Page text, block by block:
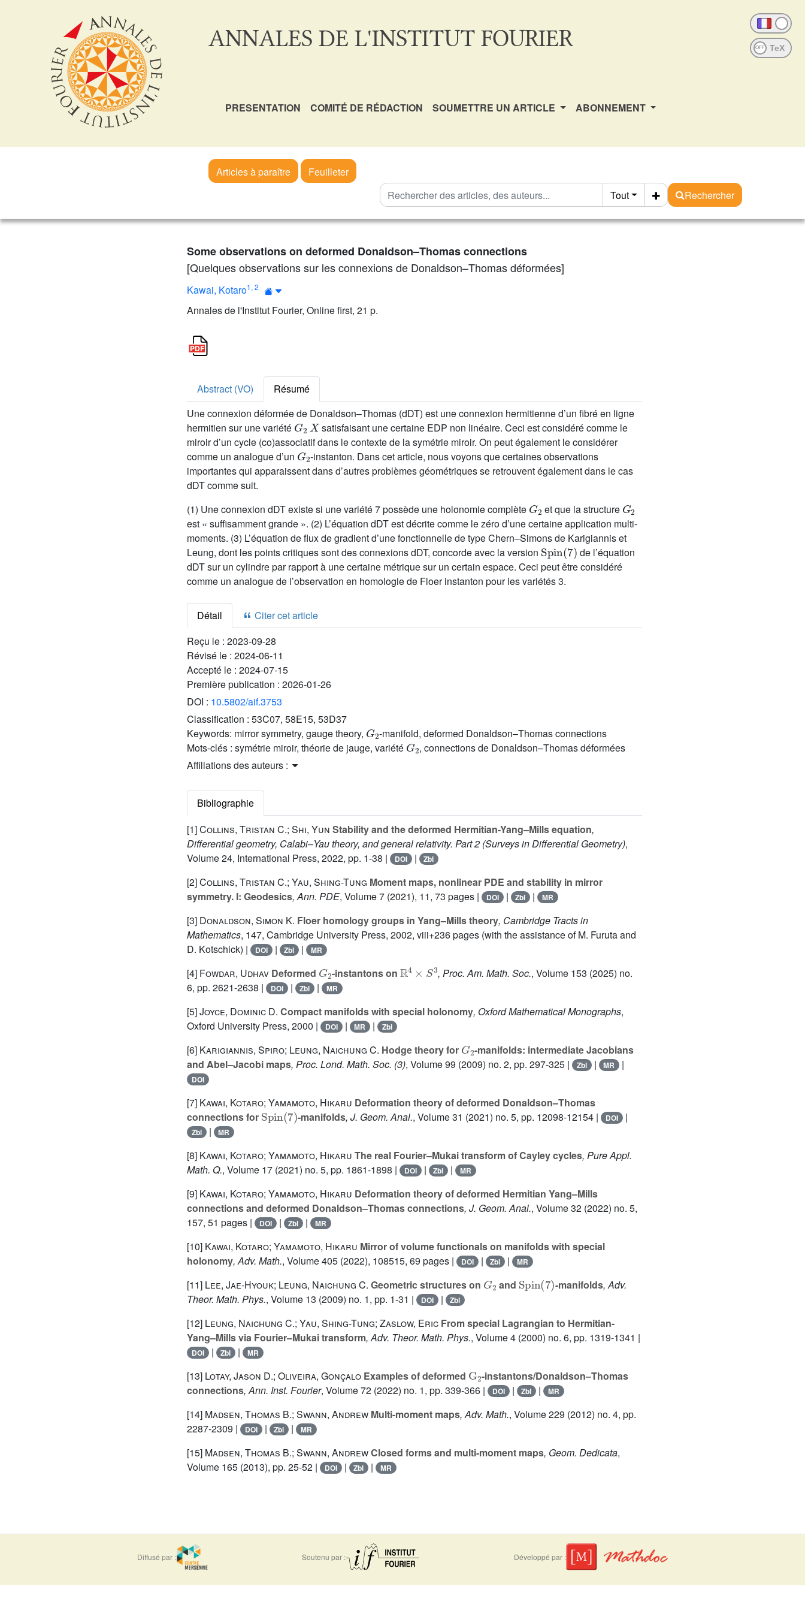
ANNALES DE L'INSTITUT FOURIER OFF
PRESENTATION COMITÉ DE RÉDACTION SOUMETTRE UN ARTICLE ABONNEMENT
Articles à paraître
Feuilleter
Tout
Rechercher
Some observations on deformed Donaldson–Thomas connections
[Quelques observations sur les connexions de Donaldson–Thomas déformées]
Kawai, Kotaro1, 2
Annales de l'Institut Fourier, Online first, 21 p.
Abstract (VO)
Résumé
Une connexion déformée de Donaldson–Thomas (dDT) est une connexion hermitienne d’un fibré en ligne
hermitien sur une variété
G2X
satisfaisant une certaine EDP non linéaire. Ceci est considéré comme le
miroir d’un cycle (co)associatif dans le contexte de la symétrie miroir. On peut également le considérer
comme un analogue d’un
G2
-instanton. Dans cet article, nous voyons que certaines observations
importantes qui apparaissent dans d’autres problèmes géométriques se retrouvent également dans le cas
dDT comme suit.
(1) Une connexion dDT existe si une variété 7 possède une holonomie complète
et que la structure
est « suffisamment grande ». (2) L’équation dDT est décrite comme le zéro d’une certaine application multi-
moments. (3) L’équation de flux de gradient d’une fonctionnelle de type Chern–Simons de Karigiannis et
Leung, dont les points critiques sont des connexions dDT, concorde avec la version
Spin(7)
de l’équation
dDT sur un cylindre par rapport à une certaine métrique sur un certain espace. Ceci peut être considéré
comme un analogue de l’observation en homologie de Floer instanton pour les variétés 3.
Détail
Citer cet article
Reçu le : 2023-09-28
Révisé le : 2024-06-11
Accepté le : 2024-07-15
Première publication : 2026-01-26
DOI : 10.5802/aif.3753
Classification : 53C07, 58E15, 53D37
Keywords: mirror symmetry, gauge theory,
-manifold, deformed Donaldson–Thomas connections
Mots-clés : symétrie miroir, théorie de jauge, variété
G2
, connections de Donaldson–Thomas déformées
Affiliations des auteurs :
Bibliographie
[1]Collins, Tristan C.; Shi, Yun Stability and the deformed Hermitian-Yang–Mills equation,
Differential geometry, Calabi–Yau theory, and general relativity. Part 2 (Surveys in Differential Geometry),
Volume 24, International Press, 2022, pp. 1-38 | DOI | Zbl
[2]Collins, Tristan C.; Yau, Shing-Tung Moment maps, nonlinear PDE and stability in mirror
symmetry. I: Geodesics, Ann. PDE, Volume 7 (2021), 11, 73 pages | DOI | Zbl | MR
[3] Donaldson, Simon K. Floer homology groups in Yang–Mills theory, Cambridge Tracts in
Mathematics, 147, Cambridge University Press, 2002, viii+236 pages (with the assistance of M. Furuta and
D. Kotschick) |
DOI | Zbl | MR
[4] Fowdar, Udhav Deformed -instantons on
4 3
, Proc. Am. Math. Soc., Volume 153 (2025) no.
6, pp. 2621-2638 |
DOI | Zbl | MR
[5]Joyce, Dominic D. Compact manifolds with special holonomy, Oxford Mathematical Monographs,
Oxford University Press, 2000 |
DOI | MR | Zbl
[6] Karigiannis, Spiro; Leung, Naichung C. Hodge theory for
-manifolds: intermediate Jacobians
and Abel–Jacobi maps, Proc. Lond. Math. Soc. (3), Volume 99 (2009) no. 2, pp. 297-325 | Zbl | MR |
DOI
[7] Kawai, Kotaro; Yamamoto, Hikaru Deformation theory of deformed Donaldson–Thomas
connections for
Spin(7)
-manifolds, J. Geom. Anal., Volume 31 (2021) no. 5, pp. 12098-12154 | DOI |
Zbl | MR
[8] Kawai, Kotaro; Yamamoto, Hikaru The real Fourier–Mukai transform of Cayley cycles, Pure Appl.
Math. Q., Volume 17 (2021) no. 5, pp. 1861-1898 | DOI | Zbl | MR
[9] Kawai, Kotaro; Yamamoto, Hikaru Deformation theory of deformed Hermitian Yang–Mills
connections and deformed Donaldson–Thomas connections, J. Geom. Anal., Volume 32 (2022) no. 5,
157, 51 pages |
DOI | Zbl | MR
[10] Kawai, Kotaro; Yamamoto, Hikaru Mirror of volume functionals on manifolds with special
holonomy, Adv. Math., Volume 405 (2022), 108515, 69 pages | DOI | Zbl | MR
[11] Lee, Jae-Hyouk; Leung, Naichung C. Geometric structures on and
Spin( 7
-manifolds, Adv.
Theor. Math. Phys., Volume 13 (2009) no. 1, pp. 1-31 | DOI | Zbl
[12] Leung, Naichung C.; Yau, Shing-Tung; Zaslow, Eric From special Lagrangian to Hermitian-
Yang–Mills via Fourier–Mukai transform, Adv. Theor. Math. Phys., Volume 4 (2000) no. 6, pp. 1319-1341 |
DOI | Zbl | MR
[13] Lotay, Jason D.; Oliveira, Gonçalo Examples of deformed
-instantons/Donaldson–Thomas
connections, Ann. Inst. Fourier, Volume 72 (2022) no. 1, pp. 339-366 | DOI | Zbl | MR
[14] Madsen, Thomas B.; Swann, Andrew Multi-moment maps, Adv. Math., Volume 229 (2012) no. 4, pp.
2287-2309 |
DOI | Zbl | MR
[15] Madsen, Thomas B.; Swann, AndrewClosed forms and multi-moment maps, Geom. Dedicata,
Volume 165 (2013), pp. 25-52 | DOI | Zbl | MR
Diffusé par : Soutenu par : Développé par :